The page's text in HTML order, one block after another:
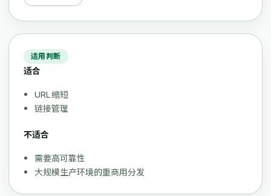
适用判断
适合
URL 缩短
链接管理
不适合
需要高可靠性
大规模生产环境的重商用分发